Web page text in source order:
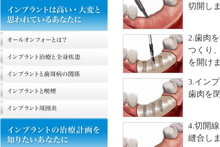
切開し
2.歯肉
つくり
を開け
3.イン
歯肉を
4.切開
縫合し